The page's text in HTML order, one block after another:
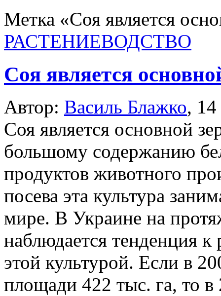
Метка «Соя является
РАСТЕНИЕВОДСТВО
Соя является
Автор: Василь Блажко,
Соя является основной
большому содержанию
продуктов животного
посева эта культура
мире. В Украине на
наблюдается тенденция
этой культурой. Если в
площади 422 тыс. га, то